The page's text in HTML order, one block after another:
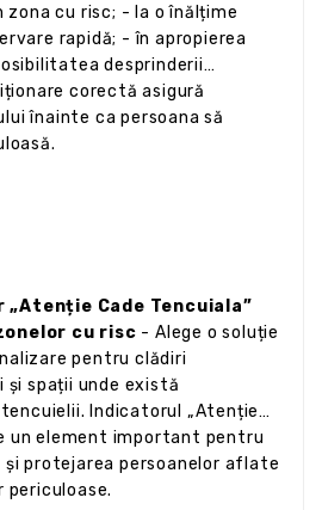
cu risc; - la o înălțime
rapidă; - în apropierea
desprinderii
corectă asigură
înainte ca persoana să
„Atenție Cade Tencuiala”
cu risc - Alege o soluție
pentru clădiri
spații unde există
Indicatorul „Atenție
un element important pentru
protejarea persoanelor aflate
periculoase.